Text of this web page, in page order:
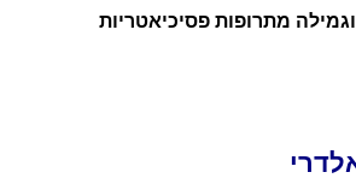
מתרופות פסיכיאטריות